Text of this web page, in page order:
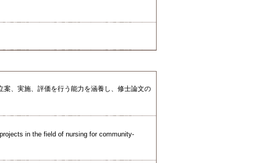
、実施、評価を行う能力を涵養し、修士論文の
in the field of nursing for community-